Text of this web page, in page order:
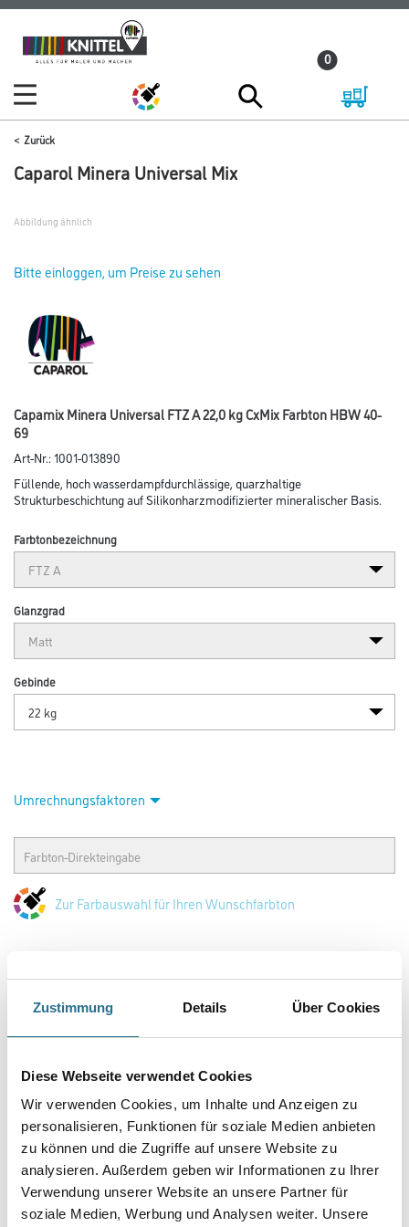
Zustimmung Details Über Cookies
Diese Webseite verwendet Cookies
Wir verwenden Cookies, um Inhalte und Anzeigen zu
personalisieren, Funktionen für soziale Medien anbieten
zu können und die Zugriffe auf unsere Website zu
analysieren. Außerdem geben wir Informationen zu Ihrer
Verwendung unserer Website an unsere Partner für
soziale Medien, Werbung und Analysen weiter. Unsere
Zum
Inhalt
Zum
Navigationsmenü
0
Zurück
Caparol Minera Universal Mix
Abbildung ähnlich
Bitte einloggen, um Preise zu sehen
Capamix Minera Universal FTZ A 22,0 kg CxMix Farbton HBW 40-
69
Art-Nr.:1001-013890
Füllende, hoch wasserdampfdurchlässige, quarzhaltige
Strukturbeschichtung auf Silikonharzmodifizierter mineralischer Basis.
Farbtonbezeichnung
Glanzgrad
Gebinde
Umrechnungsfaktoren
Zur Farbauswahl für Ihren Wunschfarbton
PRODUKTEIGENSCHAFTEN
Produkteigenschaft
- Strukturgebend
- Hohe Wasserdampfdurchlässigkeit
- Verkieselungsfähig für nachfolgende Dispersions-Silikatfarben